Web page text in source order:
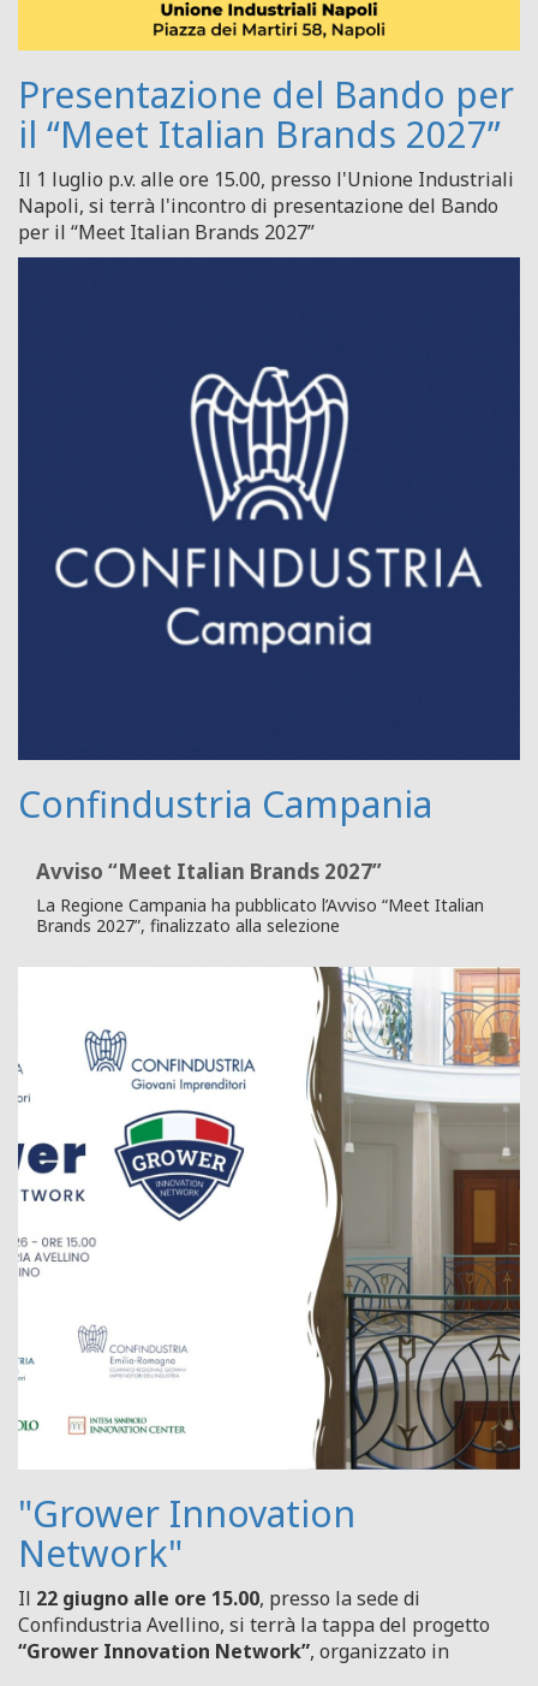
Presentazione del Bando per
il “Meet Italian Brands 2027”
Il 1 luglio p.v. alle ore 15.00, presso l'Unione Industriali
Napoli, si terrà l'incontro di presentazione del Bando
per il “Meet Italian Brands 2027”
Confindustria Campania
Avviso “Meet Italian Brands 2027”
La Regione Campania ha pubblicato l’Avviso “Meet Italian
Brands 2027”, finalizzato alla selezione
"Grower Innovation
Network"
Il 22 giugno alle ore 15.00, presso la sede di
Confindustria Avellino, si terrà la tappa del progetto
“Grower Innovation Network”, organizzato in